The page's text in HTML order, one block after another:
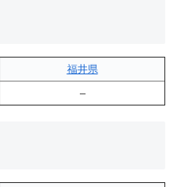
福井県
–